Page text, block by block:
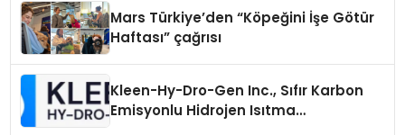
Mars Türkiye’den “Köpeğini İşe Götür
Haftası” çağrısı
Kleen-Hy-Dro-Gen Inc., Sıfır Karbon
Emisyonlu Hidrojen Isıtma